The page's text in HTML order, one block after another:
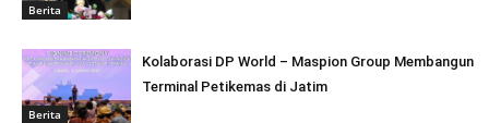
Berita
Berita
Kolaborasi DP World – Maspion Group Membangun
Terminal Petikemas di Jatim